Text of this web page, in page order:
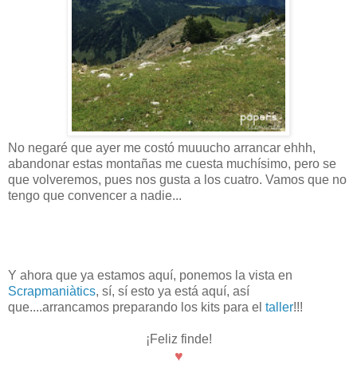
No negaré que ayer me costó muuucho arrancar ehhh,
abandonar estas montañas me cuesta muchísimo, pero se
que volveremos, pues nos gusta a los cuatro. Vamos que no
tengo que convencer a nadie...
Y ahora que ya estamos aquí, ponemos la vista en
Scrapmaniàtics, sí, sí esto ya está aquí, así
que....arrancamos preparando los kits para el taller!!!
¡Feliz finde!
♥